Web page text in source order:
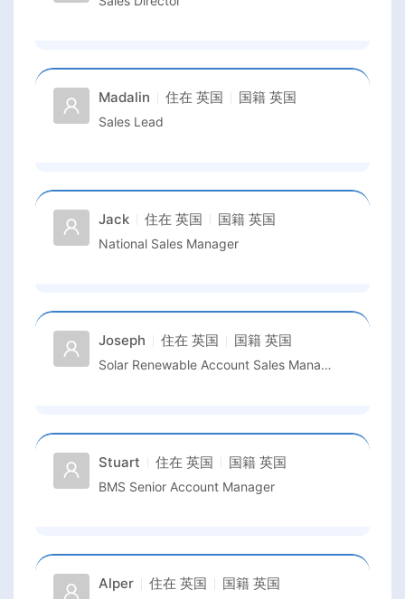
Madalin 住在 英国 国籍 英国
Sales Lead
Jack 住在 英国 国籍 英国
National Sales Manager
Joseph 住在 英国 国籍 英国
Solar Renewable Account Sales Manager
Stuart 住在 英国 国籍 英国
BMS Senior Account Manager
Alper 住在 英国 国籍 英国